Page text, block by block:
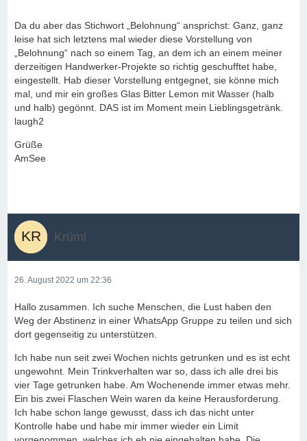
Da du aber das Stichwort „Belohnung“ ansprichst: Ganz, ganz
leise hat sich letztens mal wieder diese Vorstellung von
„Belohnung“ nach so einem Tag, an dem ich an einem meiner
derzeitigen Handwerker-Projekte so richtig geschufftet habe,
eingestellt. Hab dieser Vorstellung entgegnet, sie könne mich
mal, und mir ein großes Glas Bitter Lemon mit Wasser (halb
und halb) gegönnt. DAS ist im Moment mein Lieblingsgetränk.
laugh2
Grüße
AmSee
Krüml
26. August 2022 um 22:36
Hallo zusammen. Ich suche Menschen, die Lust haben den
Weg der Abstinenz in einer WhatsApp Gruppe zu teilen und sich
dort gegenseitig zu unterstützen.
Ich habe nun seit zwei Wochen nichts getrunken und es ist echt
ungewohnt. Mein Trinkverhalten war so, dass ich alle drei bis
vier Tage getrunken habe. Am Wochenende immer etwas mehr.
Ein bis zwei Flaschen Wein waren da keine Herausforderung.
Ich habe schon lange gewusst, dass ich das nicht unter
Kontrolle habe und habe mir immer wieder ein Limit